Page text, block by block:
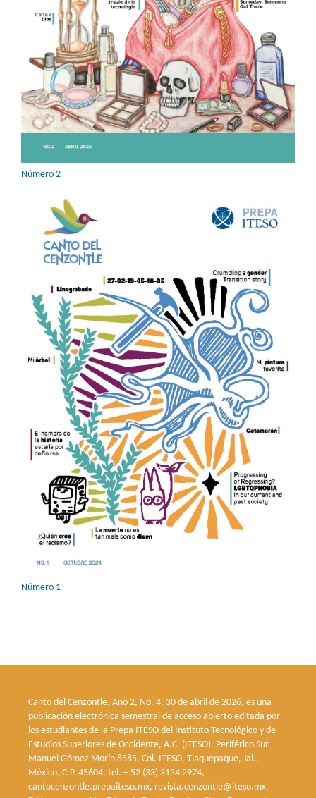
Número 2
Número 1
Canto del Cenzontle, Año 2, No. 4, 30 de abril de 2026, es una
publicación electrónica semestral de acceso abierto editada por
los estudiantes de la Prepa ITESO del Instituto Tecnológico y de
Estudios Superiores de Occidente, A.C. (ITESO), Periférico Sur
Manuel Gómez Morín 8585, Col. ITESO, Tlaquepaque, Jal.,
México, C.P. 45604, tel. + 52 (33) 3134 2974,
cantocenzontle.prepaiteso.mx, revista.cenzontle@iteso.mx.